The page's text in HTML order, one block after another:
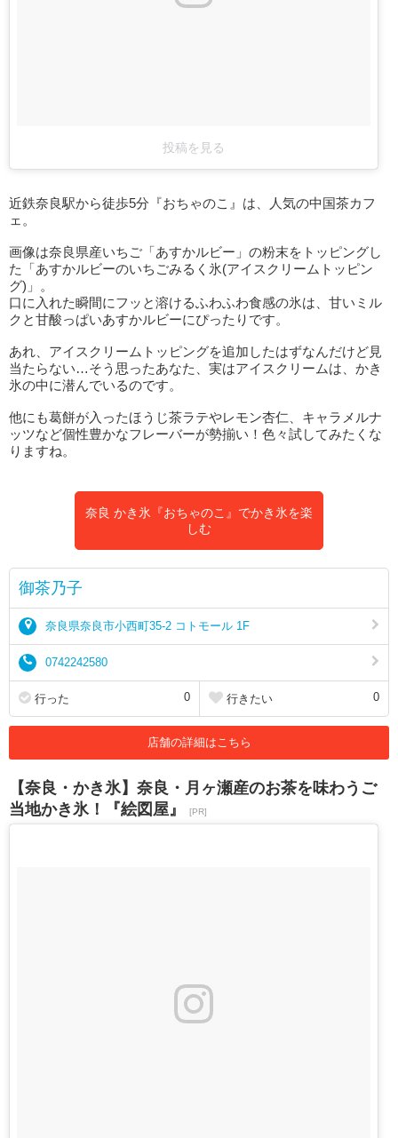
投稿を見る
近鉄奈良駅から徒歩5分『おちゃのこ』は、人気の中国茶カフ
ェ。
画像は奈良県産いちご「あすかルビー」の粉末をトッピングし
た「あすかルビーのいちごみるく氷(アイスクリームトッピン
グ)」。
口に入れた瞬間にフッと溶けるふわふわ食感の氷は、甘いミル
クと甘酸っぱいあすかルビーにぴったりです。
あれ、アイスクリームトッピングを追加したはずなんだけど見
当たらない…そう思ったあなた、実はアイスクリームは、かき
氷の中に潜んでいるのです。
他にも葛餅が入ったほうじ茶ラテやレモン杏仁、キャラメルナ
ッツなど個性豊かなフレーバーが勢揃い！色々試してみたくな
りますね。
奈良 かき氷『おちゃのこ』でかき氷を楽
しむ
御茶乃子
奈良県奈良市小西町35-2 コトモール 1F
0742242580
行った 0 行きたい 0
店舗の詳細はこちら
【奈良・かき氷】奈良・月ヶ瀬産のお茶を味わうご
当地かき氷！『絵図屋』
[PR]